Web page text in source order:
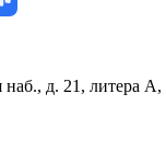
наб., д. 21, литера А,